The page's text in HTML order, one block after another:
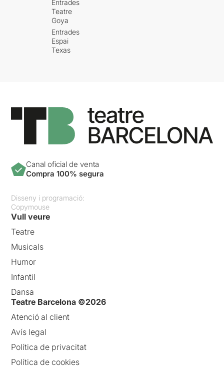
Entrades
Teatre
Goya
Entrades
Espai
Texas
Canal oficial de venta
Compra 100% segura
Disseny i programació:
Copymouse
Vull veure
Teatre
Musicals
Humor
Infantil
Dansa
Teatre Barcelona ©2026
Atenció al client
Avís legal
Política de privacitat
Política de cookies